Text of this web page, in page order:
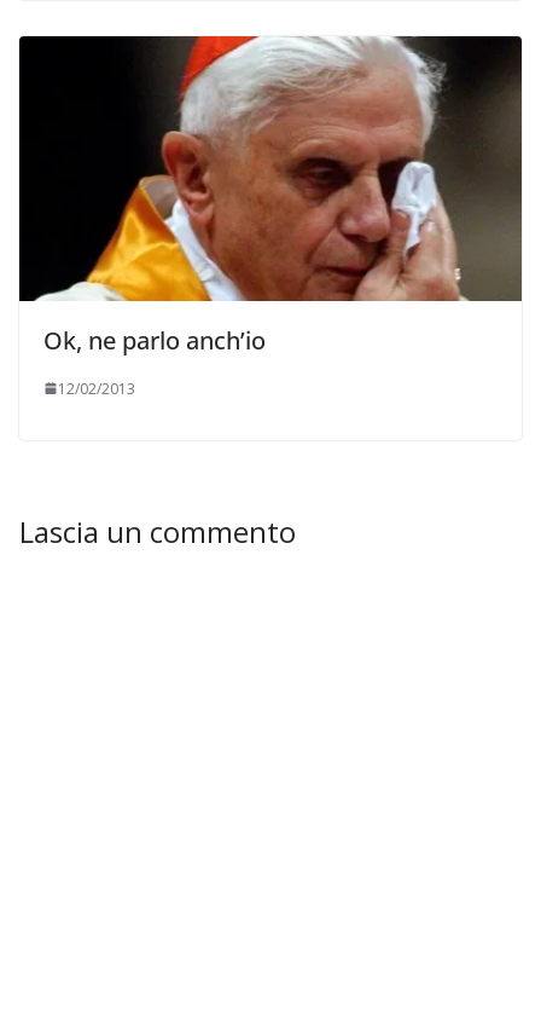
Ok, ne parlo anch’io
12/02/2013
Lascia un commento